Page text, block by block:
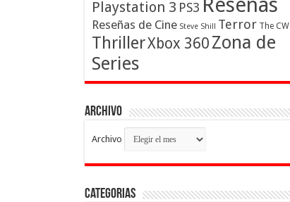
Playstation 3 PS3 Reseñas
Reseñas de Cine Steve Shill Terror The CW
ThrillerXbox 360 Zona de
Series
Archivo
Archivo
Categorias